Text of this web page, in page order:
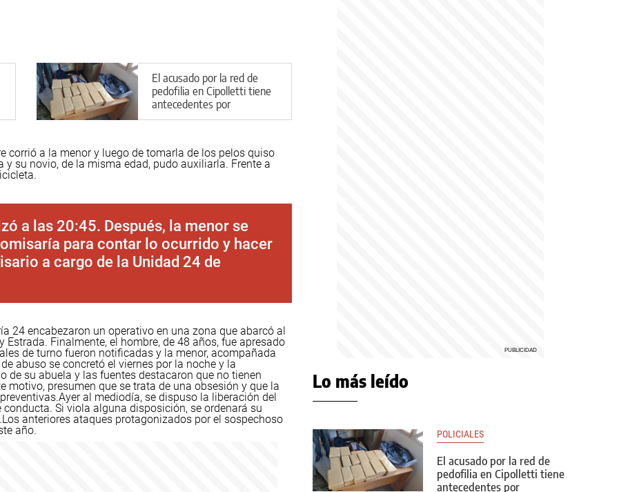
El acusado por la red de
pedofilia en Cipolletti tiene
antecedentes por
narcotráfico
corrió a la menor y luego de tomarla de los pelos quiso
su novio, de la misma edad, pudo auxiliarla. Frente a
a las 20:45. Después, la menor se
para contar lo ocurrido y hacer
a cargo de la Unidad 24 de
24 encabezaron un operativo en una zona que abarcó al
Estrada. Finalmente, el hombre, de 48 años, fue apresado
de turno fueron notificadas y la menor, acompañada
abuso se concretó el viernes por la noche y la
de su abuela y las fuentes destacaron que no tienen
motivo, presumen que se trata de una obsesión y que la
Ayer al mediodía, se dispuso la liberación del
Si viola alguna disposición, se ordenará su
Los anteriores ataques protagonizados por el sospechoso
año.
Lo más leído
POLICIALES
El acusado por la red de
pedofilia en Cipolletti tiene
antecedentes por